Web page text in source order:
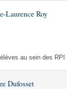
Laurence Roy
au sein des
Dufosset